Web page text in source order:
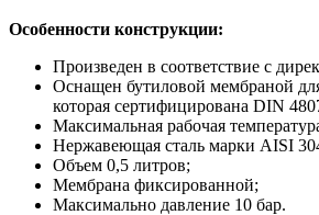
Особенности конструкции:
Произведен в соответствие с
Оснащен бутиловой мембраной
которая сертифицирована DIN
Максимальная рабочая
Нержавеющая сталь марки AISI
Объем 0,5 литров;
Мембрана фиксированной;
Максимально давление 10 бар.